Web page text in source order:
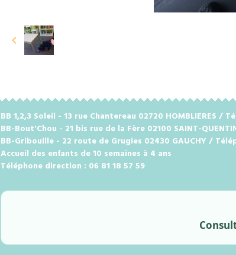
BB 1,2,3 Soleil - 13 rue Chantereau 02720 HOMBLIERES
BB-Bout'Chou - 21 bis rue de la Fère 02100 SAINT-
BB-Gribouille - 22 route de Grugies 02430 GAUCHY /
Accueil des enfants de 10 semaines à 4 ans
Téléphone direction : 06 81 18 57 59